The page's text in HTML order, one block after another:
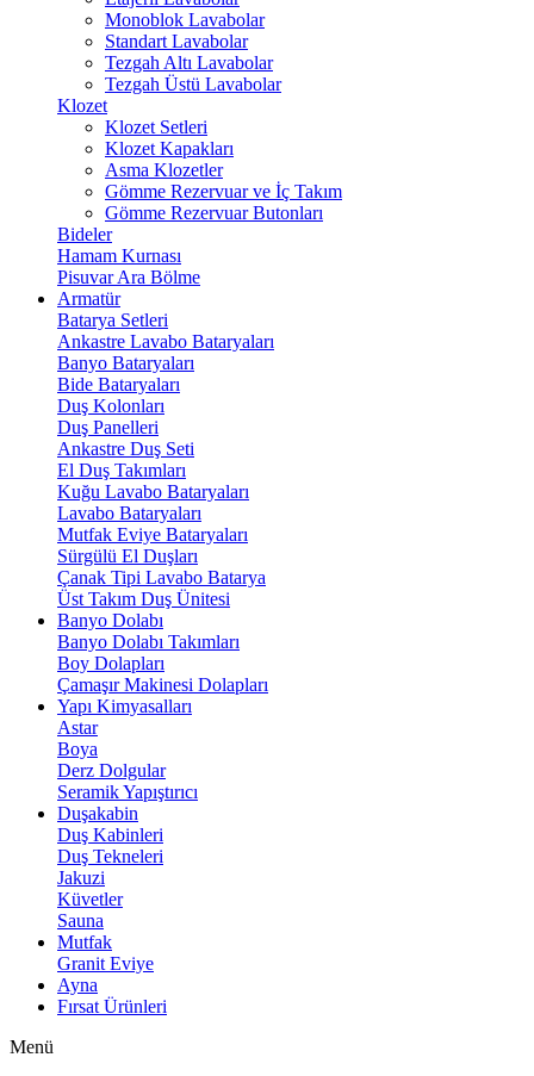
Monoblok Lavabolar
Standart Lavabolar
Tezgah Altı Lavabolar
Tezgah Üstü Lavabolar
Klozet
Klozet Setleri
Klozet Kapakları
Asma Klozetler
Gömme Rezervuar ve İç Takım
Gömme Rezervuar Butonları
Bideler
Hamam Kurnası
Pisuvar Ara Bölme
Armatür
Batarya Setleri
Ankastre Lavabo Bataryaları
Banyo Bataryaları
Bide Bataryaları
Duş Kolonları
Duş Panelleri
Ankastre Duş Seti
El Duş Takımları
Kuğu Lavabo Bataryaları
Lavabo Bataryaları
Mutfak Eviye Bataryaları
Sürgülü El Duşları
Çanak Tipi Lavabo Batarya
Üst Takım Duş Ünitesi
Banyo Dolabı
Banyo Dolabı Takımları
Boy Dolapları
Çamaşır Makinesi Dolapları
Yapı Kimyasalları
Astar
Boya
Derz Dolgular
Seramik Yapıştırıcı
Duşakabin
Duş Kabinleri
Duş Tekneleri
Jakuzi
Küvetler
Sauna
Mutfak
Granit Eviye
Ayna
Fırsat Ürünleri
Menü